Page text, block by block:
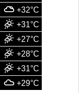
+32°C
+31°C
+27°C
+28°C
+31°C
+29°C